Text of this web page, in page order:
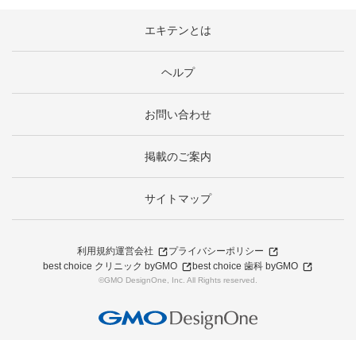
エキテンとは
ヘルプ
お問い合わせ
掲載のご案内
サイトマップ
利用規約運営会社
プライバシーポリシー
best choice クリニック byGMO
best choice 歯科 byGMO
©GMO DesignOne, Inc. All Rights reserved.